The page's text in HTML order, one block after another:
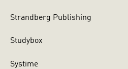
Strandberg Publishing
Studybox
Systime